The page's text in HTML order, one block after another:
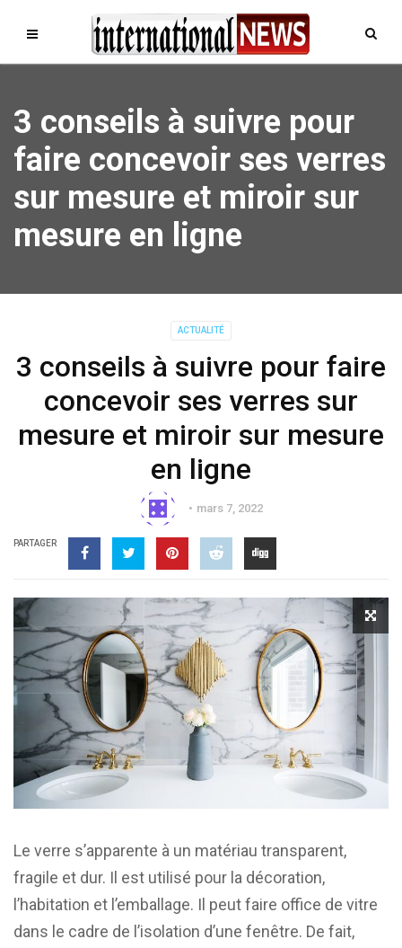
3 conseils à suivre pour
faire concevoir ses verres
sur mesure et miroir sur
mesure en ligne
ACTUALITÉ
3 conseils à suivre pour faire
concevoir ses verres sur
mesure et miroir sur mesure
en ligne
mars 7, 2022
PARTAGER
Le verre s’apparente à un matériau transparent,
fragile et dur. Il est utilisé pour la décoration,
l’habitation et l’emballage. Il peut faire office de vitre
dans le cadre de l’isolation d’une fenêtre. De fait,